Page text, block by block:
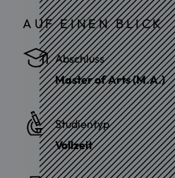
AUF EINEN BLICK
Abschluss
Master of Arts (M.A.)
Studientyp
Vollzeit